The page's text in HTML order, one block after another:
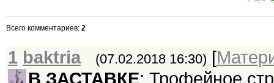
Всего комментариев: 2
1 baktria (07.02.2018 16:30) [
В ЗАСТАВКЕ: Трофейное